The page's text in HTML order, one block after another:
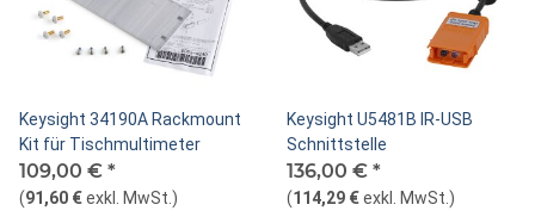
Keysight 34190A Rackmount
Kit für Tischmultimeter
109,00 € *
(91,60 €exkl. MwSt. )
Keysight U5481B IR-USB
Schnittstelle
136,00 € *
(114,29 €exkl. MwSt. )